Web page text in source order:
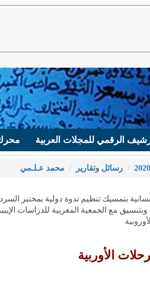
الرقمي للمجلات العربية
رسائل وتقارير محمد عـلـمي
بنمسيك تنظيم ندوة دولية بمختبر
وبتنسيق مع الجمعية المغربية للدراسات
الأوربية